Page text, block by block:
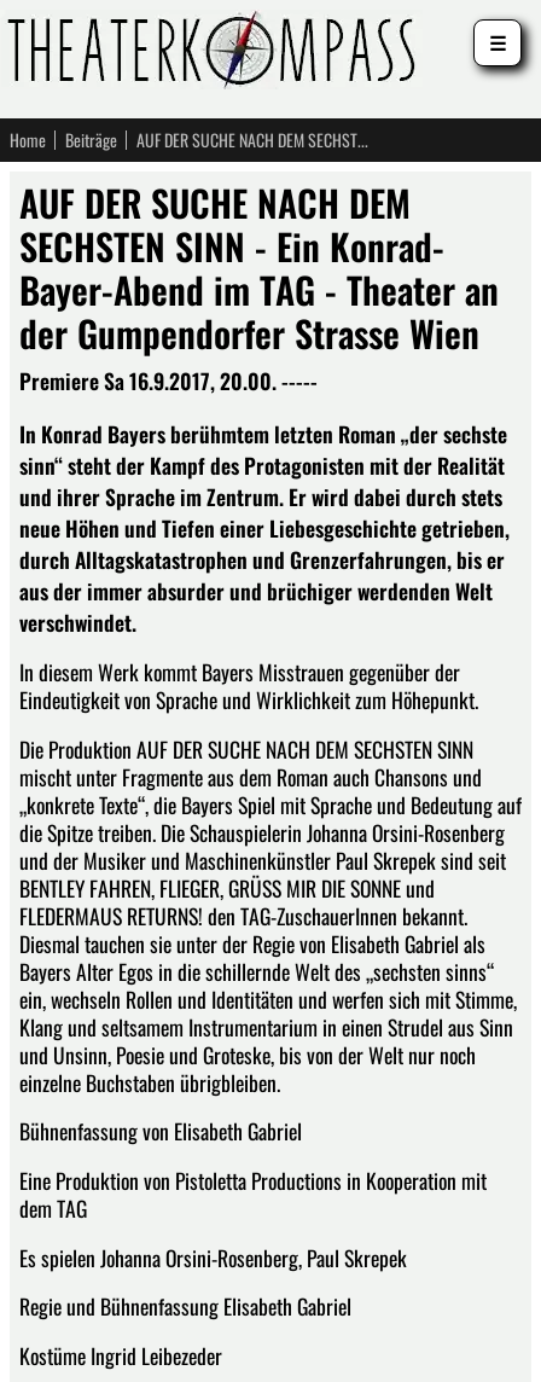
Home Beiträge AUF DER SUCHE NACH DEM SECHSTEN SINN - Ein Konrad-Bayer-Abend im TAG - Theater an der Gumpendorfer Strasse Wien
AUF DER SUCHE NACH DEM
SECHSTEN SINN - Ein Konrad-
Bayer-Abend im TAG - Theater an
der Gumpendorfer Strasse Wien
Premiere Sa 16.9.2017, 20.00. -----
In Konrad Bayers berühmtem letzten Roman „der sechste
sinn“ steht der Kampf des Protagonisten mit der Realität
und ihrer Sprache im Zentrum. Er wird dabei durch stets
neue Höhen und Tiefen einer Liebesgeschichte getrieben,
durch Alltagskatastrophen und Grenzerfahrungen, bis er
aus der immer absurder und brüchiger werdenden Welt
verschwindet.
In diesem Werk kommt Bayers Misstrauen gegenüber der
Eindeutigkeit von Sprache und Wirklichkeit zum Höhepunkt.
Die Produktion AUF DER SUCHE NACH DEM SECHSTEN SINN
mischt unter Fragmente aus dem Roman auch Chansons und
„konkrete Texte“, die Bayers Spiel mit Sprache und Bedeutung auf
die Spitze treiben. Die Schauspielerin Johanna Orsini-Rosenberg
und der Musiker und Maschinenkünstler Paul Skrepek sind seit
BENTLEY FAHREN, FLIEGER, GRÜSS MIR DIE SONNE und
FLEDERMAUS RETURNS! den TAG-ZuschauerInnen bekannt.
Diesmal tauchen sie unter der Regie von Elisabeth Gabriel als
Bayers Alter Egos in die schillernde Welt des „sechsten sinns“
ein, wechseln Rollen und Identitäten und werfen sich mit Stimme,
Klang und seltsamem Instrumentarium in einen Strudel aus Sinn
und Unsinn, Poesie und Groteske, bis von der Welt nur noch
einzelne Buchstaben übrigbleiben.
Bühnenfassung von Elisabeth Gabriel
Eine Produktion von Pistoletta Productions in Kooperation mit
dem TAG
Es spielen Johanna Orsini-Rosenberg, Paul Skrepek
Regie und Bühnenfassung Elisabeth Gabriel
Kostüme Ingrid Leibezeder
☰